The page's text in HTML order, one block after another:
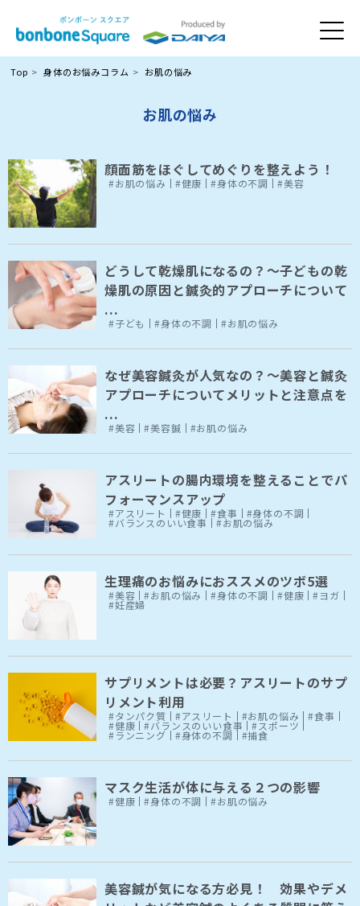
Top 身体のお悩みコラム お肌の悩み
お肌の悩み
顔面筋をほぐしてめぐりを整えよう！
#お肌の悩み #健康 #身体の不調 #美容
どうして乾燥肌になるの？～子どもの乾
燥肌の原因と鍼灸的アプローチについて
...
#子ども #身体の不調 #お肌の悩み
なぜ美容鍼灸が人気なの？～美容と鍼灸
アプローチについてメリットと注意点を
...
#美容 #美容鍼 #お肌の悩み
アスリートの腸内環境を整えることでパ
フォーマンスアップ
#アスリート #健康 #食事 #身体の不調
#バランスのいい食事 #お肌の悩み
生理痛のお悩みにおススメのツボ5選
#美容 #お肌の悩み #身体の不調 #健康 #ヨガ
#妊産婦
サプリメントは必要？アスリートのサプ
リメント利用
#タンパク質 #アスリート #お肌の悩み #食事
#健康 #バランスのいい食事 #スポーツ
#ランニング #身体の不調 #捕食
マスク生活が体に与える２つの影響
#健康 #身体の不調 #お肌の悩み
美容鍼が気になる方必見！ 効果やデメ